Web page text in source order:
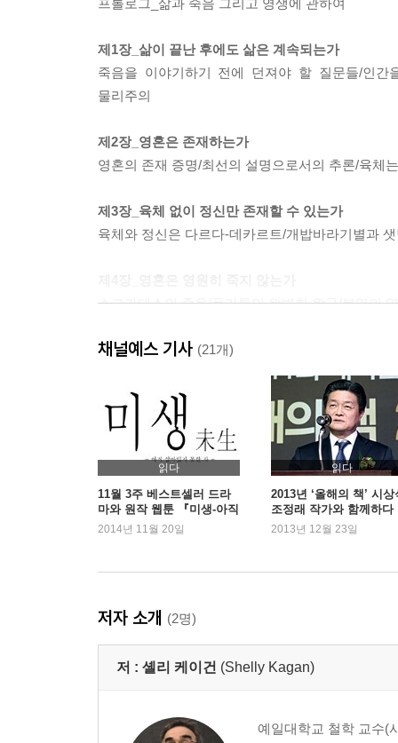
프롤로그_삶과 죽음 그리고 영생에 관하여
제1장_삶이 끝난 후에도 삶은 계속되는가
죽음을 이야기하기 전에 던져야 할 질문들/인
물리주의
제2장_영혼은 존재하는가
영혼의 존재 증명/최선의 설명으로서의 추론/육체
제3장_육체 없이 정신만 존재할 수 있는가
육체와 정신은 다르다-데카르트/개밥바라기별과
소크라테스의 죽음/플라톤의 완벽한 왕국/불멸의
제5장_나는 왜 내가 될 수 있는가
의심스러운 영혼의 존재/인간의 정체성과 시공간
제6장_나는 영혼인가 육체인가 인격인가
같은 문제 다른 대답/또 한 명의 나폴레옹-복제 문
제7장_죽음의 본질에 관하여
죽음이란 무엇인가/살아있다고 말할 수 있는 근거
제9장_죽음은 나쁜 것인가
죽음이 앗아가는 것들-박탈 이론/죽음은 ‘언제’ 나
영생이라는 형벌/영원히 살고 싶은가
채널예스 기사 (21개)
읽다
11월 3주 베스트셀러 드라
마와 원작 웹툰 『미생-아직
살아있지 못한 자』 5주 연
2014년 11월 20일
읽다
2013년 ‘올해의 책’ 시상
조정래 작가와 함께하다
2013년 12월 23일
저자 소개 (2명)
저 : 셸리 케이건 (Shelly Kagan)
예일대학교 철학 교수(